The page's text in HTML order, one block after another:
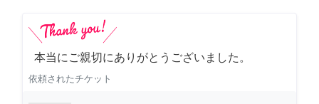
本当にご親切にありがとうございました。
依頼されたチケット